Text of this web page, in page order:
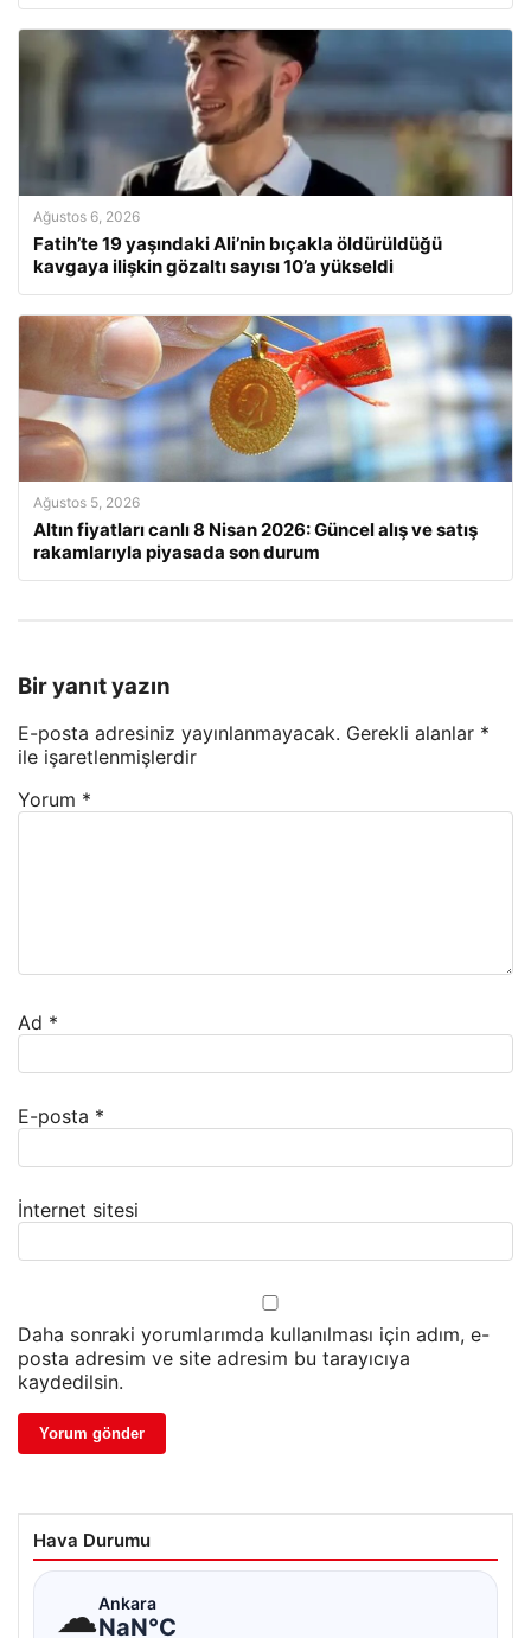
Ağustos 6, 2026
Fatih’te 19 yaşındaki Ali’nin bıçakla öldürüldüğü
kavgaya ilişkin gözaltı sayısı 10’a yükseldi
Ağustos 5, 2026
Altın fiyatları canlı 8 Nisan 2026: Güncel alış ve satış
rakamlarıyla piyasada son durum
Bir yanıt yazın
E-posta adresiniz yayınlanmayacak. Gerekli alanlar *
ile işaretlenmişlerdir
Yorum *
Ad *
E-posta *
İnternet sitesi
Daha sonraki yorumlarımda kullanılması için adım, e-
posta adresim ve site adresim bu tarayıcıya
kaydedilsin.
Hava Durumu
☁Ankara
NaN°C